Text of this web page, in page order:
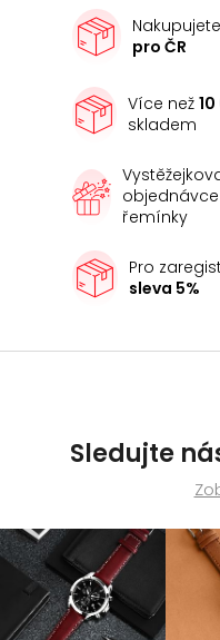
pro ČR
Více než
skladem
řemínky
Pro
sleva 5%
Sledujte